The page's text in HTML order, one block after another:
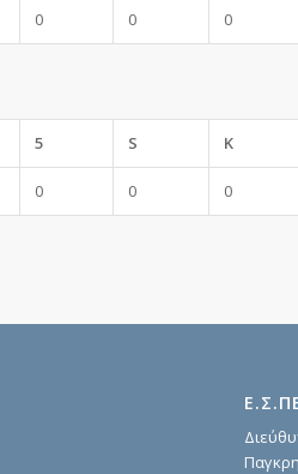
0 0 0
5 S K
0 0 0